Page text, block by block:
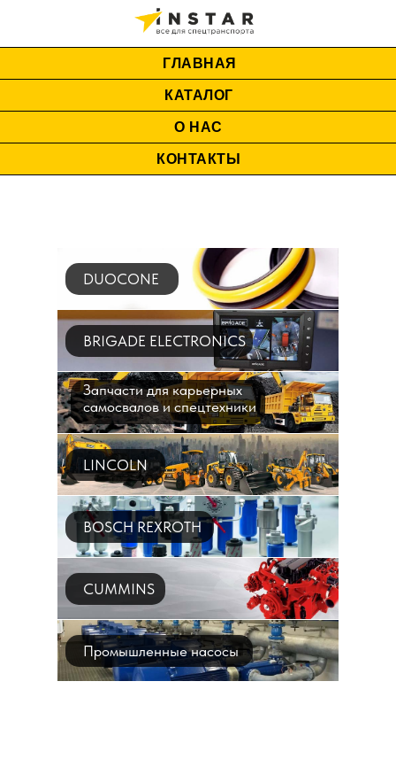
ГЛАВНАЯ
КАТАЛОГ
О НАС
КОНТАКТЫ
DUOCONE
BRIGADE ELECTRONICS
Запчасти для карьерных
самосвалов и спецтехники
LINCOLN
BOSCH REXROTH
CUMMINS
Промышленные насосы